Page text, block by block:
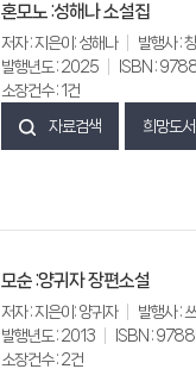
혼모노 :성해나 소설집
저자 : 지은이: 성해나
발행사 : 창
발행년도 : 2025
ISBN :
소장건수 : 1건
자료검색 희망도
모순 :양귀자 장편소설
저자 : 지은이: 양귀자
발행사 :
발행년도 : 2013
ISBN :
소장건수 : 2건